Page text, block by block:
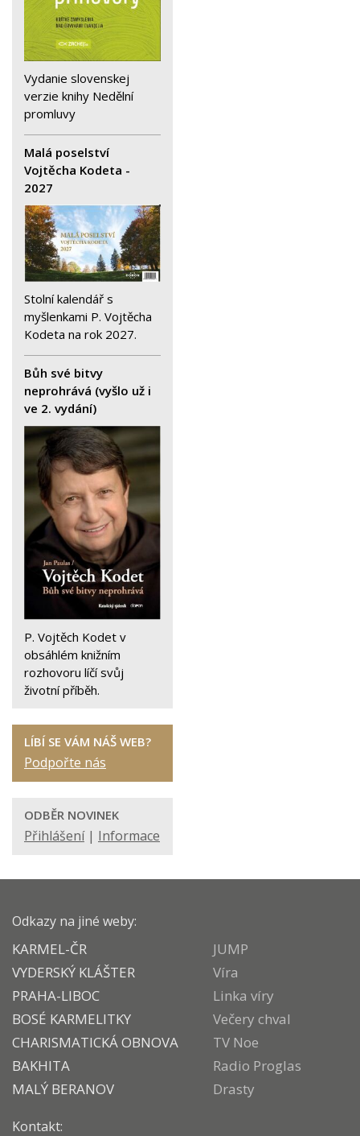
Vydanie slovenskej
verzie knihy Nedělní
promluvy
Malá poselství
Vojtěcha Kodeta -
2027
Stolní kalendář s
myšlenkami P. Vojtěcha
Kodeta na rok 2027.
Bůh své bitvy
neprohrává (vyšlo už i
ve 2. vydání)
P. Vojtěch Kodet v
obsáhlém knižním
rozhovoru líčí svůj
životní příběh.
LÍBÍ SE VÁM NÁŠ WEB?
Podpořte nás
ODBĚR NOVINEK
Přihlášení| Informace
Odkazy na jiné weby:
KARMEL-ČR
VYDERSKÝ KLÁŠTER
PRAHA-LIBOC
BOSÉ KARMELITKY
CHARISMATICKÁ OBNOVA
BAKHITA
MALÝ BERANOV
JUMP
Víra
Linka víry
Večery chval
TV Noe
Radio Proglas
Drasty
Kontakt: